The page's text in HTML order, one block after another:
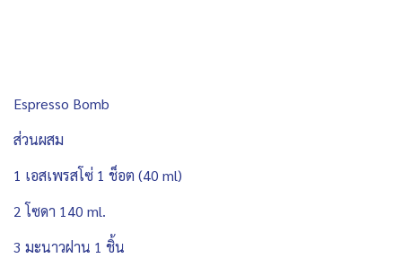
Espresso Bomb
ส่วนผสม
1 เอสเพรสโซ่ 1 ช็อต (40 ml)
2 โซดา 140 ml.
3 มะนาวฝาน 1 ชิ้น